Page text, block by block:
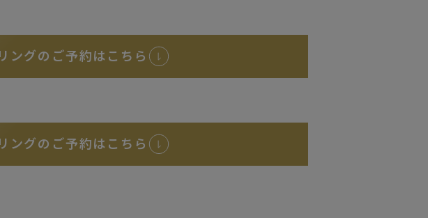
ングのご予約はこちら
ングのご予約はこちら